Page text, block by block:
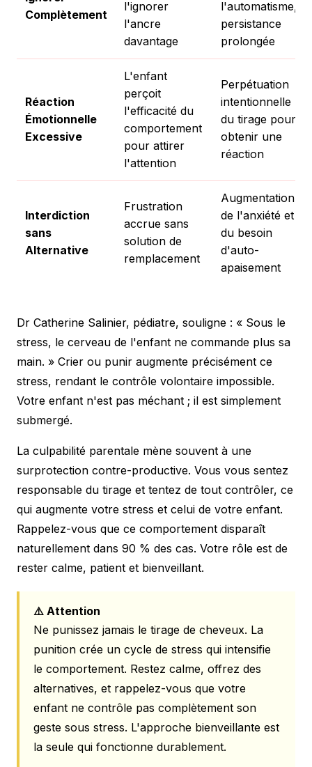
Complètement
l'ignorer
l'ancre
davantage
l'automatisme,
persistance
prolongée
Réaction
Émotionnelle
Excessive
L'enfant
perçoit
l'efficacité du
comportement
pour attirer
l'attention
Perpétuation
intentionnelle
du tirage pour
obtenir une
réaction
Interdiction
sans
Alternative
Frustration
accrue sans
solution de
remplacement
Augmentation
de l'anxiété et
du besoin
d'auto-
apaisement
Dr Catherine Salinier, pédiatre, souligne : « Sous le
stress, le cerveau de l'enfant ne commande plus sa
main. » Crier ou punir augmente précisément ce
stress, rendant le contrôle volontaire impossible.
Votre enfant n'est pas méchant ; il est simplement
submergé.
La culpabilité parentale mène souvent à une
surprotection contre-productive. Vous vous sentez
responsable du tirage et tentez de tout contrôler, ce
qui augmente votre stress et celui de votre enfant.
Rappelez-vous que ce comportement disparaît
naturellement dans 90 % des cas. Votre rôle est de
rester calme, patient et bienveillant.
⚠️ Attention
Ne punissez jamais le tirage de cheveux. La
punition crée un cycle de stress qui intensifie
le comportement. Restez calme, offrez des
alternatives, et rappelez-vous que votre
enfant ne contrôle pas complètement son
geste sous stress. L'approche bienveillante est
la seule qui fonctionne durablement.